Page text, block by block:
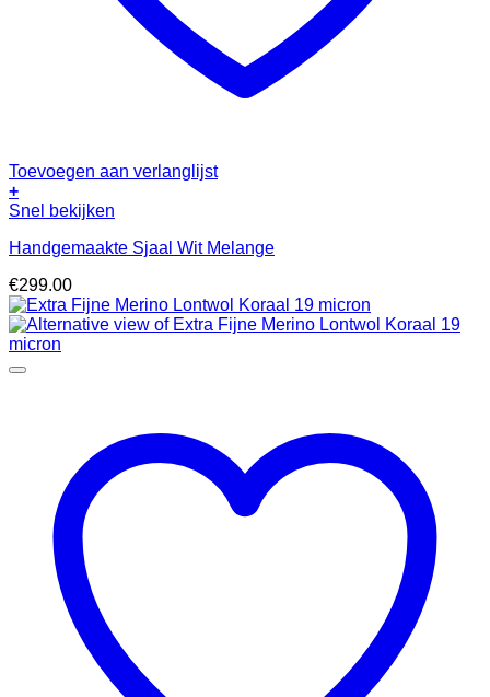
Toevoegen aan verlanglijst
+
Snel bekijken
Handgemaakte Sjaal Wit Melange
€299.00